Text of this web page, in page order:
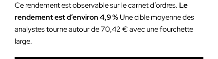
Ce rendement est observable sur le carnet d’ordres. Le
rendement est d’environ 4,9 % Une cible moyenne des
analystes tourne autour de 70,42 € avec une fourchette
large.